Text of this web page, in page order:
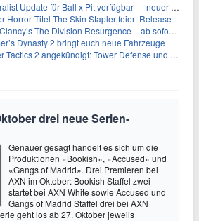
Update für Ball x Pit verfügbar — neuer Content auf allen Plattformen
Horror‑Titel The Skin Stapler feiert Release
The Division Resurgence – ab sofort für euch verfügbar
Dynasty 2 bringt euch neue Fahrzeuge
2 angekündigt: Tower Defense und Deckbuilding Kombo kehrt zurück
drei neue Serien-
Genauer gesagt handelt es sich um die
Produktionen «Bookish», «Accused» und
«Gangs of Madrid». Drei Premieren bei
AXN im Oktober: Bookish Staffel zwei
startet bei AXN White sowie Accused und
Gangs of Madrid Staffel drei bei AXN
geht los ab 27. Oktober jeweils